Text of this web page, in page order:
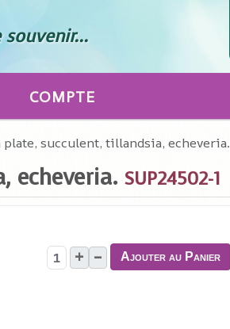
COMPTE
succulent, tillandsia, echeveria.
echeveria. SUP24502-1
+ – Ajouter au Panier